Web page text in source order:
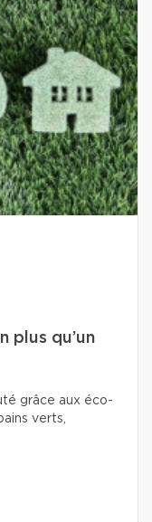
plus qu’un
grâce aux éco-
verts,